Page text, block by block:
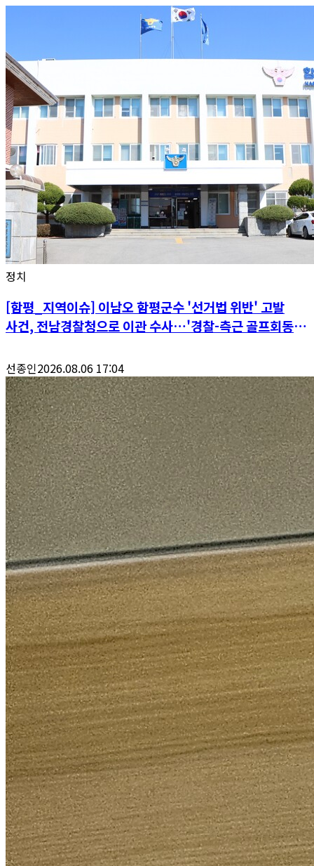
정치
[함평_지역이슈] 이남오 함평군수 '선거법 위반' 고발
사건, 전남경찰청으로 이관 수사…'경찰-측근 골프회동'
선종인2026.08.06 17:04